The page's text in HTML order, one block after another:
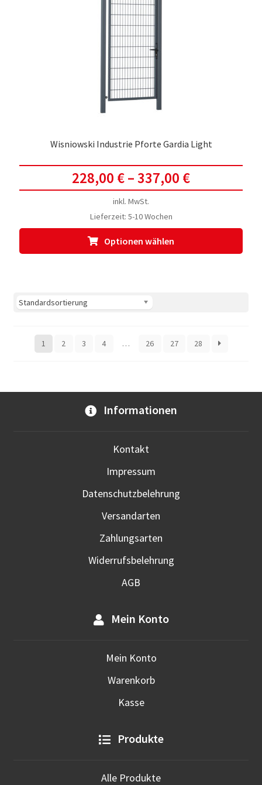
Wisniowski Industrie Pforte Gardia Light
228,00 €–337,00 €
inkl. MwSt.
Lieferzeit: 5-10 Wochen
Optionen wählen
1 2 3 4 … 26 27 28
Informationen
Kontakt
Impressum
Datenschutzbelehrung
Versandarten
Zahlungsarten
Widerrufsbelehrung
AGB
Mein Konto
Mein Konto
Warenkorb
Kasse
Produkte
Alle Produkte